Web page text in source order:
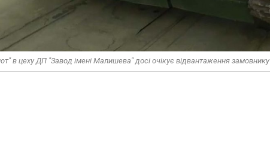
в цеху ДП "Завод імені Малишева" досі очікує відвантаження замовнику